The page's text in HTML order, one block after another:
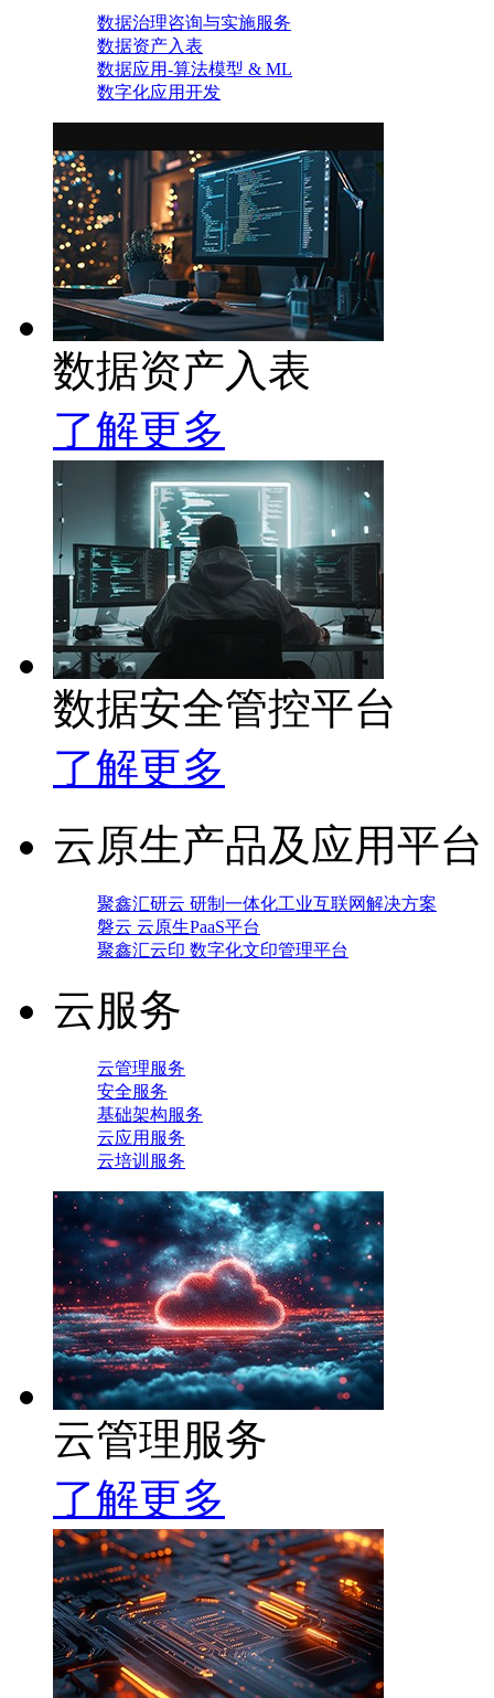
数据治理咨询与实施服务
数据资产入表
数据应用-算法模型 & ML
数字化应用开发
数据资产入表
了解更多
数据安全管控平台
了解更多
云原生产品及应用平台
聚鑫汇研云 研制一体化工业互联网解决方案
磐云 云原生PaaS平台
聚鑫汇云印 数字化文印管理平台
云服务
云管理服务
安全服务
基础架构服务
云应用服务
云培训服务
云管理服务
了解更多